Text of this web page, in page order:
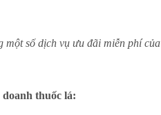
một số dịch vụ ưu đãi miễn phí của
thuốc lá: